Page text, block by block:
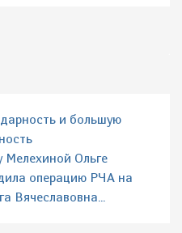
и большую
Мелехиной Ольге
операцию РЧА на
Вячеславовна...